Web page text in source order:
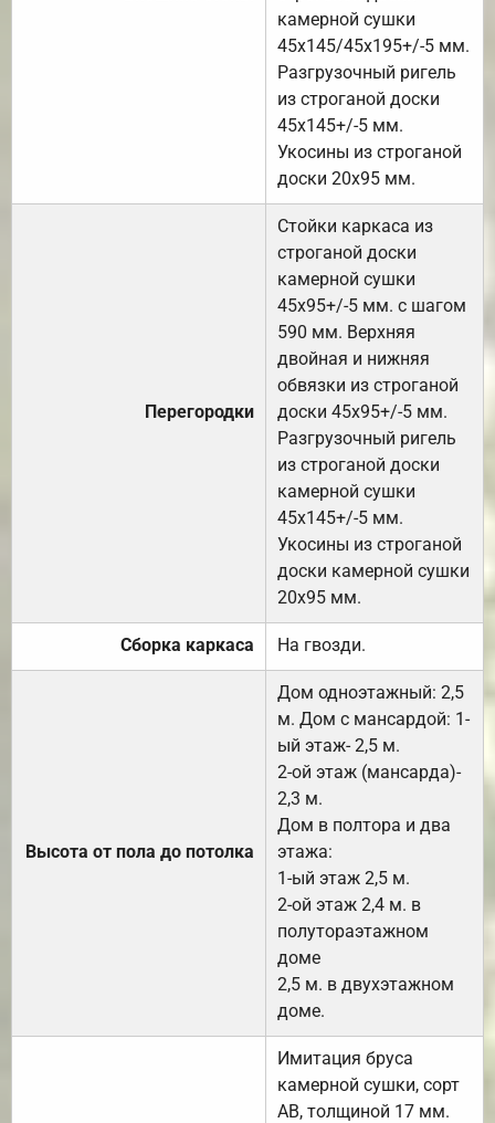
камерной сушки
45х145/45х195+/-5 мм.
Разгрузочный ригель
из строганой доски
45х145+/-5 мм.
Укосины из строганой
доски 20х95 мм.
Перегородки
Стойки каркаса из
строганой доски
камерной сушки
45х95+/-5 мм. с шагом
590 мм. Верхняя
двойная и нижняя
обвязки из строганой
доски 45х95+/-5 мм.
Разгрузочный ригель
из строганой доски
камерной сушки
45х145+/-5 мм.
Укосины из строганой
доски камерной сушки
20х95 мм.
Сборка каркаса На гвозди.
Высота от пола до потолка
Дом одноэтажный: 2,5
м. Дом с мансардой: 1-
ый этаж- 2,5 м.
2-ой этаж (мансарда)-
2,3 м.
Дом в полтора и два
этажа:
1-ый этаж 2,5 м.
2-ой этаж 2,4 м. в
полутораэтажном
доме
2,5 м. в двухэтажном
доме.
Имитация бруса
камерной сушки, сорт
АВ, толщиной 17 мм.